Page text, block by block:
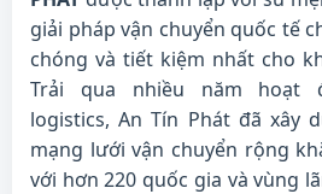
giải pháp vận chuyển quốc tế
chóng và tiết kiệm nhất cho
Trải qua nhiều năm hoạt
logistics, An Tín Phát đã xây
mạng lưới vận chuyển rộng
với hơn 220 quốc gia và vùng